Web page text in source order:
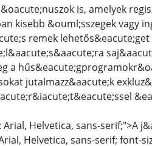
is, amelyek
kisebb &ouml;sszegek vagy
remek
a
jutalmazz&aacute;k
Helvetica, sans-serif;">A
Helvetica, sans-serif; font-